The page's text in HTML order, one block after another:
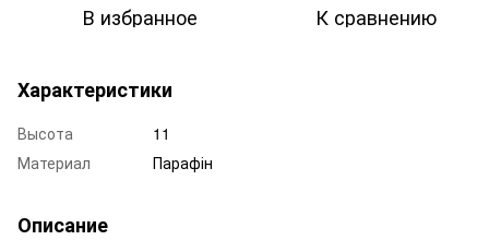
В избранное К сравнению
Характеристики
Высота
11
Материал
Парафін
Описание